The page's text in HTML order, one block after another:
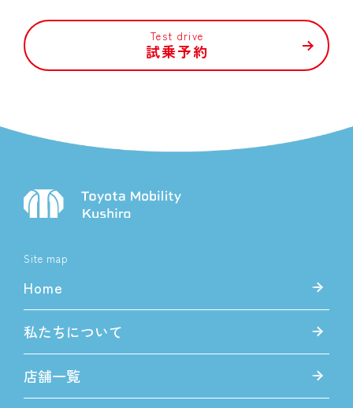
Test drive
試乗予約
Site map
Home
私たちについて
店舗一覧